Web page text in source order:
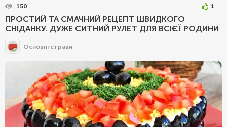
150 1
ПРОСТИЙ ТА СМАЧНИЙ РЕЦЕПТ ШВИДКОГО
СНІДАНКУ. ДУЖЕ СИТНИЙ РУЛЕТ ДЛЯ ВСІЄЇ РОДИНИ
Основні страви